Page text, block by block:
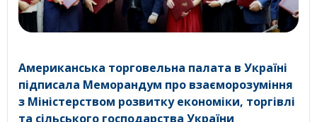
Американська торговельна палата в Україні
підписала Меморандум про взаєморозуміння
з Міністерством розвитку економіки, торгівлі
та сільського господарства України